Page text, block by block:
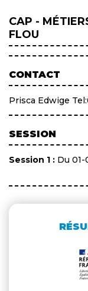
CAP -
FLOU
CONTACT
Prisca Edwige
SESSION
Session 1 : Du